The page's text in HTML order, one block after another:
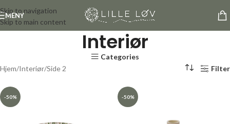
Skip to navigation
Skip to main content
MENY
Interiør
Categories
Hjem Interiør Side 2 Filter
-50% -50%